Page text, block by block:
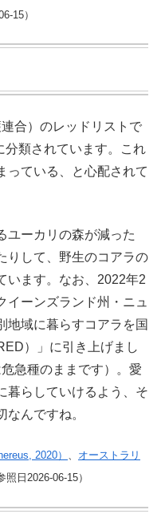
15）
合）のレッドリストで
分類されています。これ
っている、と心配されて
ユーカリの森が減った
りして、野生のコアラの
います。なお、2022年2
イーンズランド州・ニュ
地域に暮らすコアラを国
）」に引き上げまし
急種のままです）。愛
暮らしていけるよう、そ
んですね。
2020） 、 オーストラリ
照日2026-06-15）